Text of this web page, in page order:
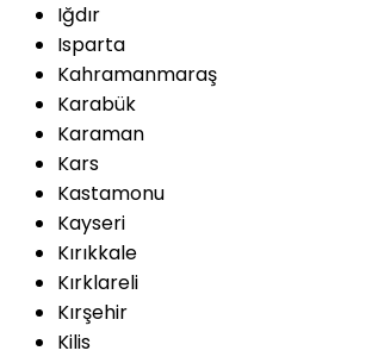
Iğdır
Isparta
Kahramanmaraş
Karabük
Karaman
Kars
Kastamonu
Kayseri
Kırıkkale
Kırklareli
Kırşehir
Kilis